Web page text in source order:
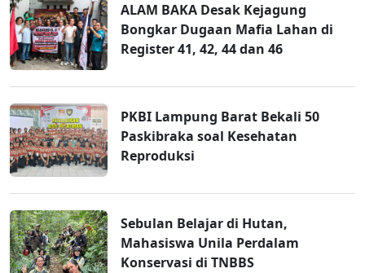
ALAM BAKA Desak Kejagung
Bongkar Dugaan Mafia Lahan di
Register 41, 42, 44 dan 46
PKBI Lampung Barat Bekali 50
Paskibraka soal Kesehatan
Reproduksi
Sebulan Belajar di Hutan,
Mahasiswa Unila Perdalam
Konservasi di TNBBS